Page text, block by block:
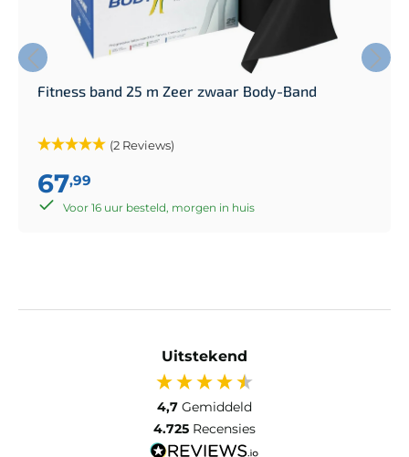
Fitness band 25 m Zeer zwaar Body-Band
(2 Reviews)
67,99
Voor 16 uur besteld, morgen in huis
Uitstekend
4,7 Gemiddeld
4.725 Recensies